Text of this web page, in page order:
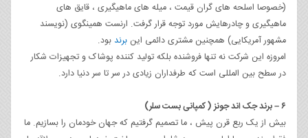
(خصوصا اسلحه های گران قیمت ، میله های ماهیگیری ، قایق های
ماهیگیری و چادرهایش مورد توجه قرار گرفت. ارنست همینگوی (نویسند
مشهور آمریکایی) همچنین مشتری دائمی این برند بود.
امروزه این شرکت نه تنها فروشنده بلکه تولید کننده پوشاک و تجهیزات شکار
در سطح بین المللی است که طرفداران زیادی در سر تا سر دنیا دارد.
۶ – برند جک اند جونز (کمپانی بست سلر)
بیش از یک ربع قرن پیش ، ما تصمیم گرفتیم که جهان خودمان را بسازیم. ما